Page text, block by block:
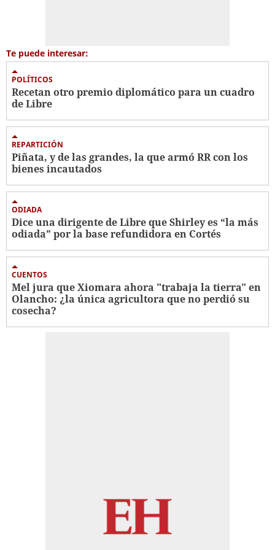
Te puede interesar:
POLÍTICOS
Recetan otro premio diplomático para un cuadro
de Libre
REPARTICIÓN
Piñata, y de las grandes, la que armó RR con los
bienes incautados
ODIADA
Dice una dirigente de Libre que Shirley es “la más
odiada” por la base refundidora en Cortés
CUENTOS
Mel jura que Xiomara ahora "trabaja la tierra" en
Olancho: ¿la única agricultora que no perdió su
cosecha?